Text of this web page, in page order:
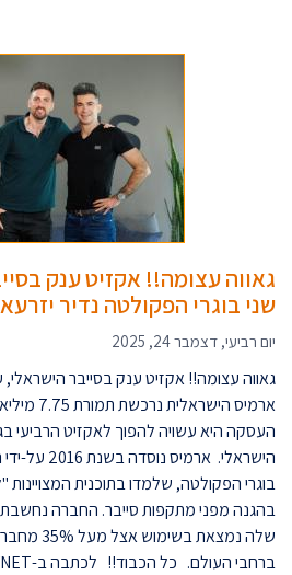
גאווה עצומה!! אקזיט ענק
שני בוגרי הפקולטה נדיר
יום רביעי, דצמבר 24, 2025
גאווה עצומה!! אקזיט ענק בסייבר הישראלי,
ארמיס
העסקה היא עשויה להפוך לאקזיט הרביעי
הישראלי.
בוגרי הפקולטה, שלמדו בתוכנית
בהגנה מפני מתקפות סייבר. החברה
ברחבי העולם. כל הכבוד!! לכתבה ב-YNET